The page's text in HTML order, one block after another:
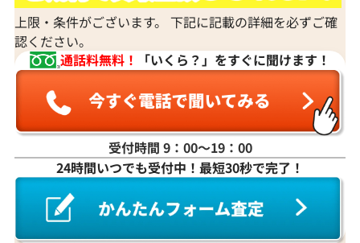
上限・条件がございます。 下記に記載の詳細を必ずご確
認ください。
通話料無料！
「いくら？」をすぐに聞けます！
受付時間 9：00〜19：00
24時間いつでも受付中！最短30秒で完了！